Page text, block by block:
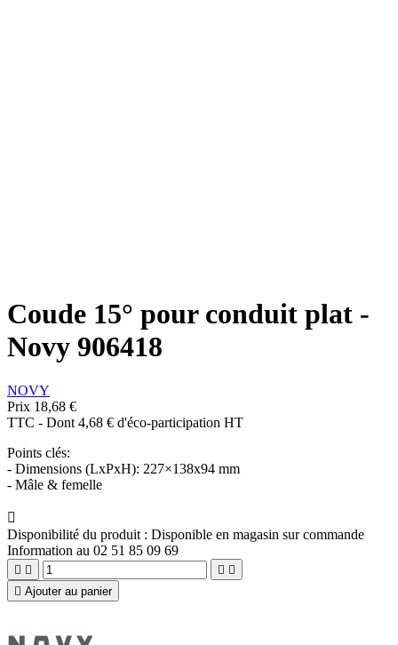
Coude 15° pour conduit plat -
Novy 906418
NOVY
Prix 18,68 €
TTC - Dont 4,68 € d'éco-participation HT
Points clés:
- Dimensions (LxPxH): 227×138x94 mm
- Mâle & femelle

Disponibilité du produit : Disponible en magasin sur commande
Information au 02 51 85 09 69
   
 Ajouter au panier